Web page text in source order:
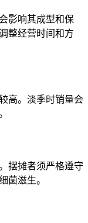
影响其成型和保
整经营时间和方
高。淡季时销量会
摆摊者须严格遵守
菌滋生。